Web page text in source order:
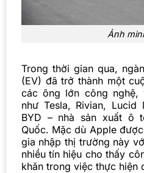
Ảnh
Trong thời gian qua,
(EV) đã trở thành một
các ông lớn công nghệ,
như Tesla, Rivian,
BYD – nhà sản xuất ô
Quốc. Mặc dù Apple
gia nhập thị trường này
nhiều tín hiệu cho thấy
khăn trong việc thực hiện